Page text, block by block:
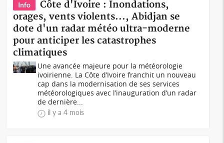
Info
Côte d'Ivoire : Inondations,
orages, vents violents..., Abidjan se
dote d'un radar météo ultra-moderne
pour anticiper les catastrophes
climatiques
Une avancée majeure pour la météorologie
ivoirienne. La Côte d’Ivoire franchit un nouveau
cap dans la modernisation de ses services
météorologiques avec l’inauguration d’un radar
de dernière...
il y a 4 mois